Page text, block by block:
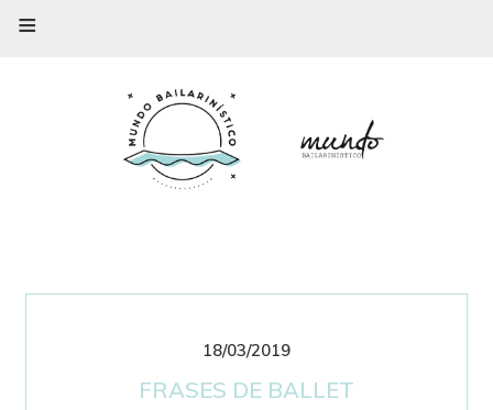
≡
18/03/2019
FRASES DE BALLET